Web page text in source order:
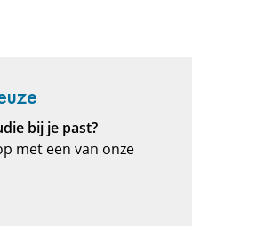
bij je past?
met een van onze